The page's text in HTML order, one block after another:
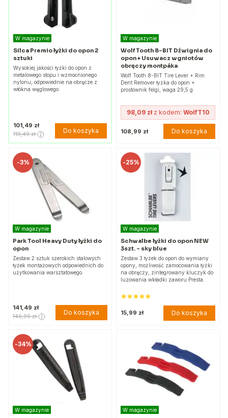
W magazynie
Silca Premio łyżki do opon 2
sztuki
Wysokiej jakości łyżki do opon z
metalowego stopu i wzmocnionego
nylonu, odpowiednie na obręcze z
włókna węglowego.
101,49 zł
119,49 zł Do koszyka
W magazynie
Wolf Tooth 8-BIT Dźwignia do
opon + Usuwacz wgniotów
obręczy montpáka
Wolf Tooth 8-BIT Tire Lever + Rim
Dent Remover łyżka do opon +
prostownik felgi, waga 29,5 g
98,09 złz kodem: WolfT10
108,99 zł Do koszyka
-3%
W magazynie
Park Tool Heavy Duty łyżki do
opon
Zestaw 2 sztuk szerokich stalowych
łyżek montażowych odpowiednich do
użytkowania warsztatowego.
141,49 zł
146,99 zł Do koszyka
-25%
W magazynie
Schwalbe łyżki do opon NEW
3szt. - sky blue
Zestaw 3 łyżek do opon do wymiany
opony, możliwość zamocowania łyżki
na obręczy, zintegrowany kluczyk do
luzowania wkładki zaworu Presta.
15,99 zł Do koszyka
-34%
W magazynie W magazynie